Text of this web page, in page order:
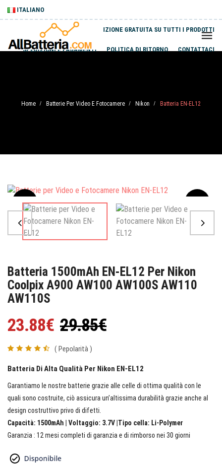
ITALIANO
SPEDIZIONE GRATUITA SU TUTTI I PRODOTTI
SPEDIZIONI E PAGAMENTI POLITICA DI RITORNO CONTATTACI
Home / Batterie Per Video E Fotocamere / Nikon / Batteria EN-EL12
Sale
Batteria 1500mAh EN-EL12 Per Nikon
Coolpix A900 AW100 AW100S AW110
AW110S
23.88€ 29.85€
( Pepolarità )
Batteria Di Alta Qualità Per Nikon EN-EL12
Garantiamo le nostre batterie grazie alle celle di ottima qualità con le
quali sono costruite, ciò assicura un’altissima durabilità grazie anche al
design costruttivo privo di difetti.
Capacità: 1500mAh | Voltaggio: 3.7V |Tipo cella: Li-Polymer
Garanzia : 12 mesi completi di garanzia e di rimborso nei 30 giorni